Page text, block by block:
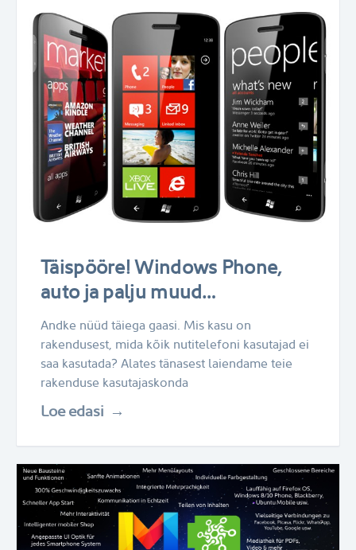
Täispööre! Windows Phone,
auto ja palju muud…
Andke nüüd täiega gaasi. Mis kasu on
rakendusest, mida kõik nutitelefoni kasutajad ei
saa kasutada? Alates tänasest laiendame teie
rakenduse kasutajaskonda
Loe edasi